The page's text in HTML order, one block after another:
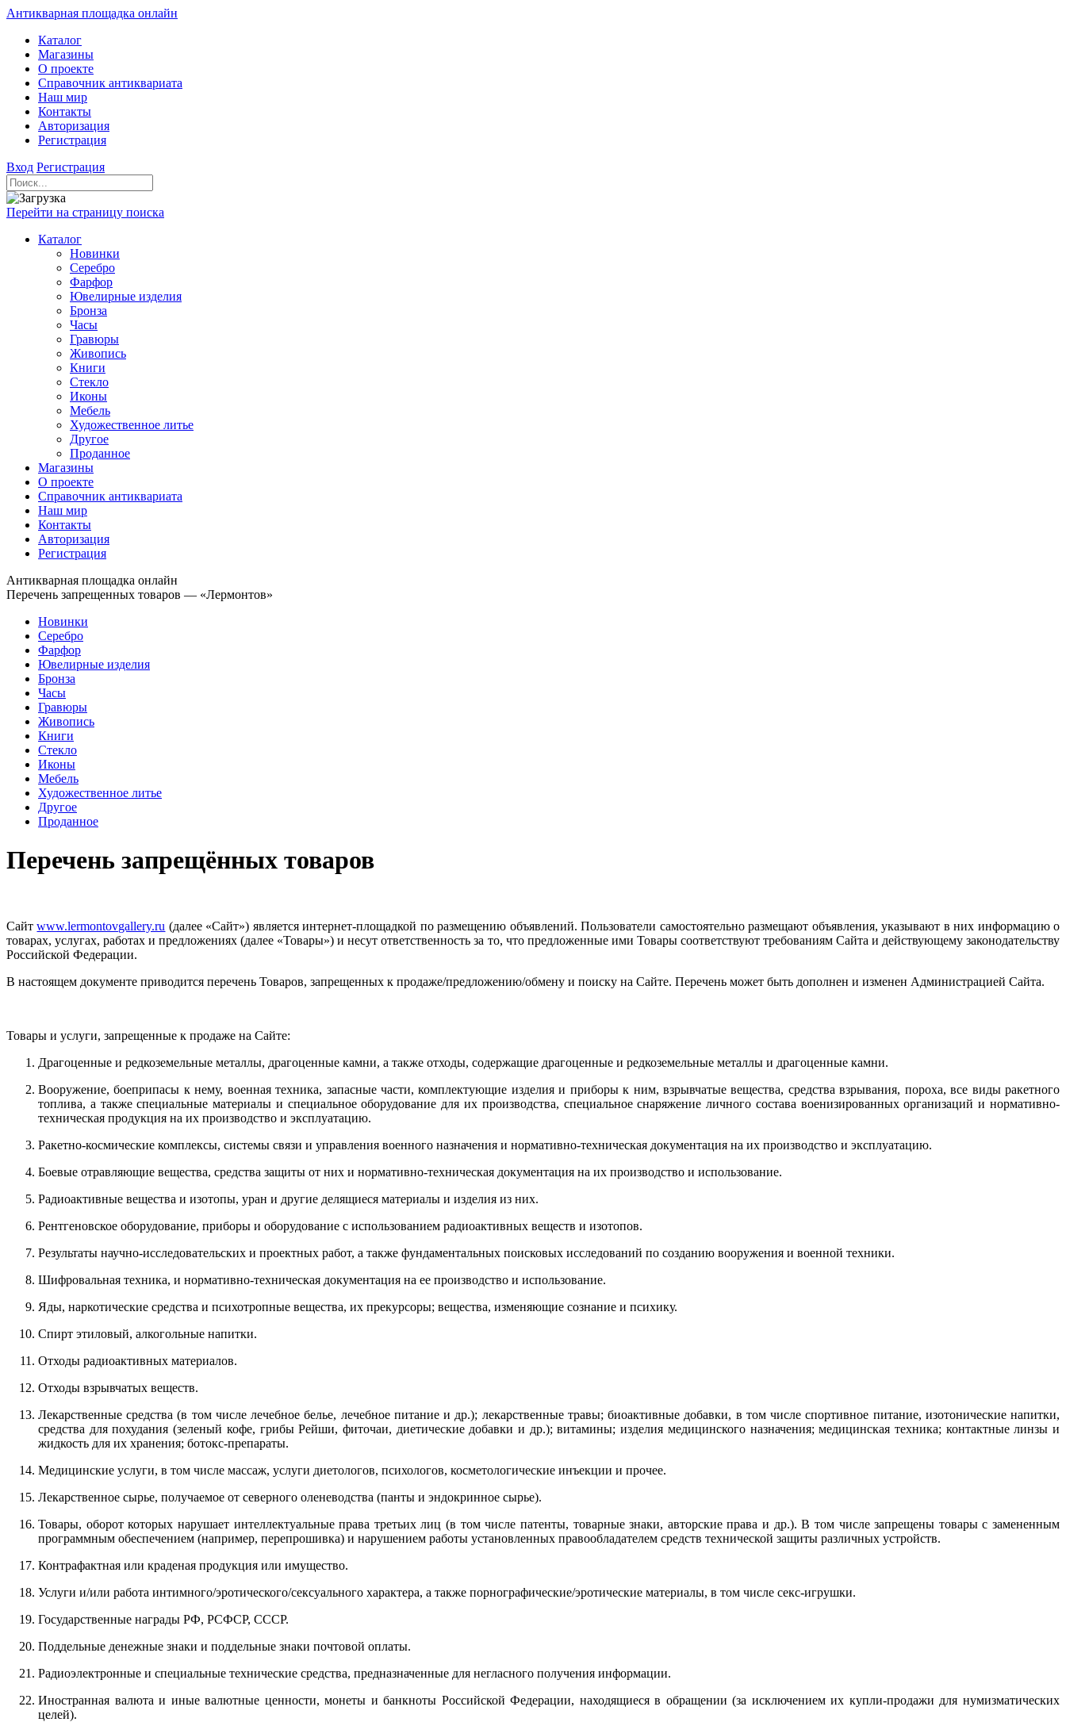
Антикварная площадка онлайн
Каталог
Магазины
О проекте
Справочник антиквариата
Наш мир
Контакты
Авторизация
Регистрация
Вход Регистрация
Перейти на страницу поиска
Каталог
Новинки
Серебро
Фарфор
Ювелирные изделия
Бронза
Часы
Гравюры
Живопись
Книги
Стекло
Иконы
Мебель
Художественное литье
Другое
Проданное
Магазины
О проекте
Справочник антиквариата
Наш мир
Контакты
Авторизация
Регистрация
Антикварная площадка онлайн
Перечень запрещенных товаров — «Лермонтов»
Новинки
Серебро
Фарфор
Ювелирные изделия
Бронза
Часы
Гравюры
Живопись
Книги
Стекло
Иконы
Мебель
Художественное литье
Другое
Проданное
Перечень запрещённых товаров
Сайтwww.lermontovgallery.ru (далее «Сайт») является интернет-площадкой по размещению объявлений. Пользователи самостоятельно размещают объявления, указывают в них информацию о
товарах, услугах, работах и предложениях (далее «Товары») и несут ответственность за то, что предложенные ими Товары соответствуют требованиям Сайта и действующему законодательству
Российской Федерации.
В настоящем документе приводится перечень Товаров, запрещенных к продаже/предложению/обмену и поиску на Сайте. Перечень может быть дополнен и изменен Администрацией Сайта.
Товары и услуги, запрещенные к продаже на Сайте:
Драгоценные и редкоземельные металлы, драгоценные камни, а также отходы, содержащие драгоценные и редкоземельные металлы и драгоценные камни.
Вооружение, боеприпасы к нему, военная техника, запасные части, комплектующие изделия и приборы к ним, взрывчатые вещества, средства взрывания, пороха, все виды ракетного
топлива, а также специальные материалы и специальное оборудование для их производства, специальное снаряжение личного состава военизированных организаций и нормативно-
техническая продукция на их производство и эксплуатацию.
Ракетно-космические комплексы, системы связи и управления военного назначения и нормативно-техническая документация на их производство и эксплуатацию.
Боевые отравляющие вещества, средства защиты от них и нормативно-техническая документация на их производство и использование.
Радиоактивные вещества и изотопы, уран и другие делящиеся материалы и изделия из них.
Рентгеновское оборудование, приборы и оборудование с использованием радиоактивных веществ и изотопов.
Результаты научно-исследовательских и проектных работ, а также фундаментальных поисковых исследований по созданию вооружения и военной техники.
Шифровальная техника, и нормативно-техническая документация на ее производство и использование.
Яды, наркотические средства и психотропные вещества, их прекурсоры; вещества, изменяющие сознание и психику.
Спирт этиловый, алкогольные напитки.
Отходы радиоактивных материалов.
Отходы взрывчатых веществ.
Лекарственные средства (в том числе лечебное белье, лечебное питание и др.); лекарственные травы; биоактивные добавки, в том числе спортивное питание, изотонические напитки,
средства для похудания (зеленый кофе, грибы Рейши, фиточаи, диетические добавки и др.); витамины; изделия медицинского назначения; медицинская техника; контактные линзы и
жидкость для их хранения; ботокс-препараты.
Медицинские услуги, в том числе массаж, услуги диетологов, психологов, косметологические инъекции и прочее.
Лекарственное сырье, получаемое от северного оленеводства (панты и эндокринное сырье).
Товары, оборот которых нарушает интеллектуальные права третьих лиц (в том числе патенты, товарные знаки, авторские права и др.). В том числе запрещены товары с замененным
программным обеспечением (например, перепрошивка) и нарушением работы установленных правообладателем средств технической защиты различных устройств.
Контрафактная или краденая продукция или имущество.
Услуги и/или работа интимного/эротического/сексуального характера, а также порнографические/эротические материалы, в том числе секс-игрушки.
Государственные награды РФ, РСФСР, СССР.
Поддельные денежные знаки и поддельные знаки почтовой оплаты.
Радиоэлектронные и специальные технические средства, предназначенные для негласного получения информации.
Иностранная валюта и иные валютные ценности, монеты и банкноты Российской Федерации, находящиеся в обращении (за исключением их купли-продажи для нумизматических
целей).